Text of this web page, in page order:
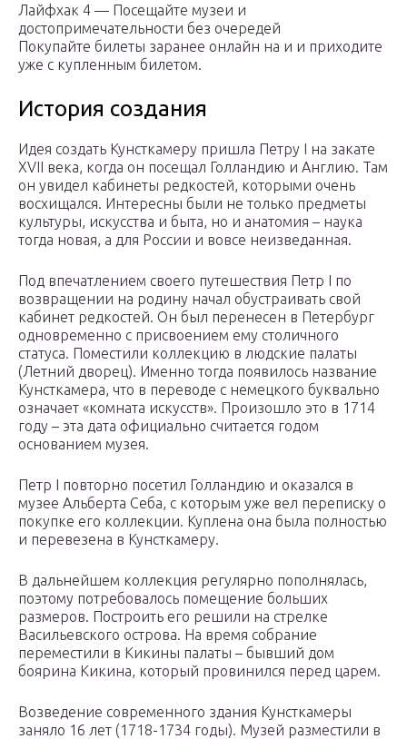
Лайфхак 4 — Посещайте музеи и
достопримечательности без очередей
Покупайте билеты заранее онлайн на и и приходите
уже с купленным билетом.
История создания
Идея создать Кунсткамеру пришла Петру I на закате
XVII века, когда он посещал Голландию и Англию. Там
он увидел кабинеты редкостей, которыми очень
восхищался. Интересны были не только предметы
культуры, искусства и быта, но и анатомия – наука
тогда новая, а для России и вовсе неизведанная.
Под впечатлением своего путешествия Петр I по
возвращении на родину начал обустраивать свой
кабинет редкостей. Он был перенесен в Петербург
одновременно с присвоением ему столичного
статуса. Поместили коллекцию в людские палаты
(Летний дворец). Именно тогда появилось название
Кунсткамера, что в переводе с немецкого буквально
означает «комната искусств». Произошло это в 1714
году – эта дата официально считается годом
основанием музея.
Петр I повторно посетил Голландию и оказался в
музее Альберта Себа, с которым уже вел переписку о
покупке его коллекции. Куплена она была полностью
и перевезена в Кунсткамеру.
В дальнейшем коллекция регулярно пополнялась,
поэтому потребовалось помещение больших
размеров. Построить его решили на стрелке
Васильевского острова. На время собрание
переместили в Кикины палаты – бывший дом
боярина Кикина, который провинился перед царем.
Возведение современного здания Кунсткамеры
заняло 16 лет (1718-1734 годы). Музей разместили в